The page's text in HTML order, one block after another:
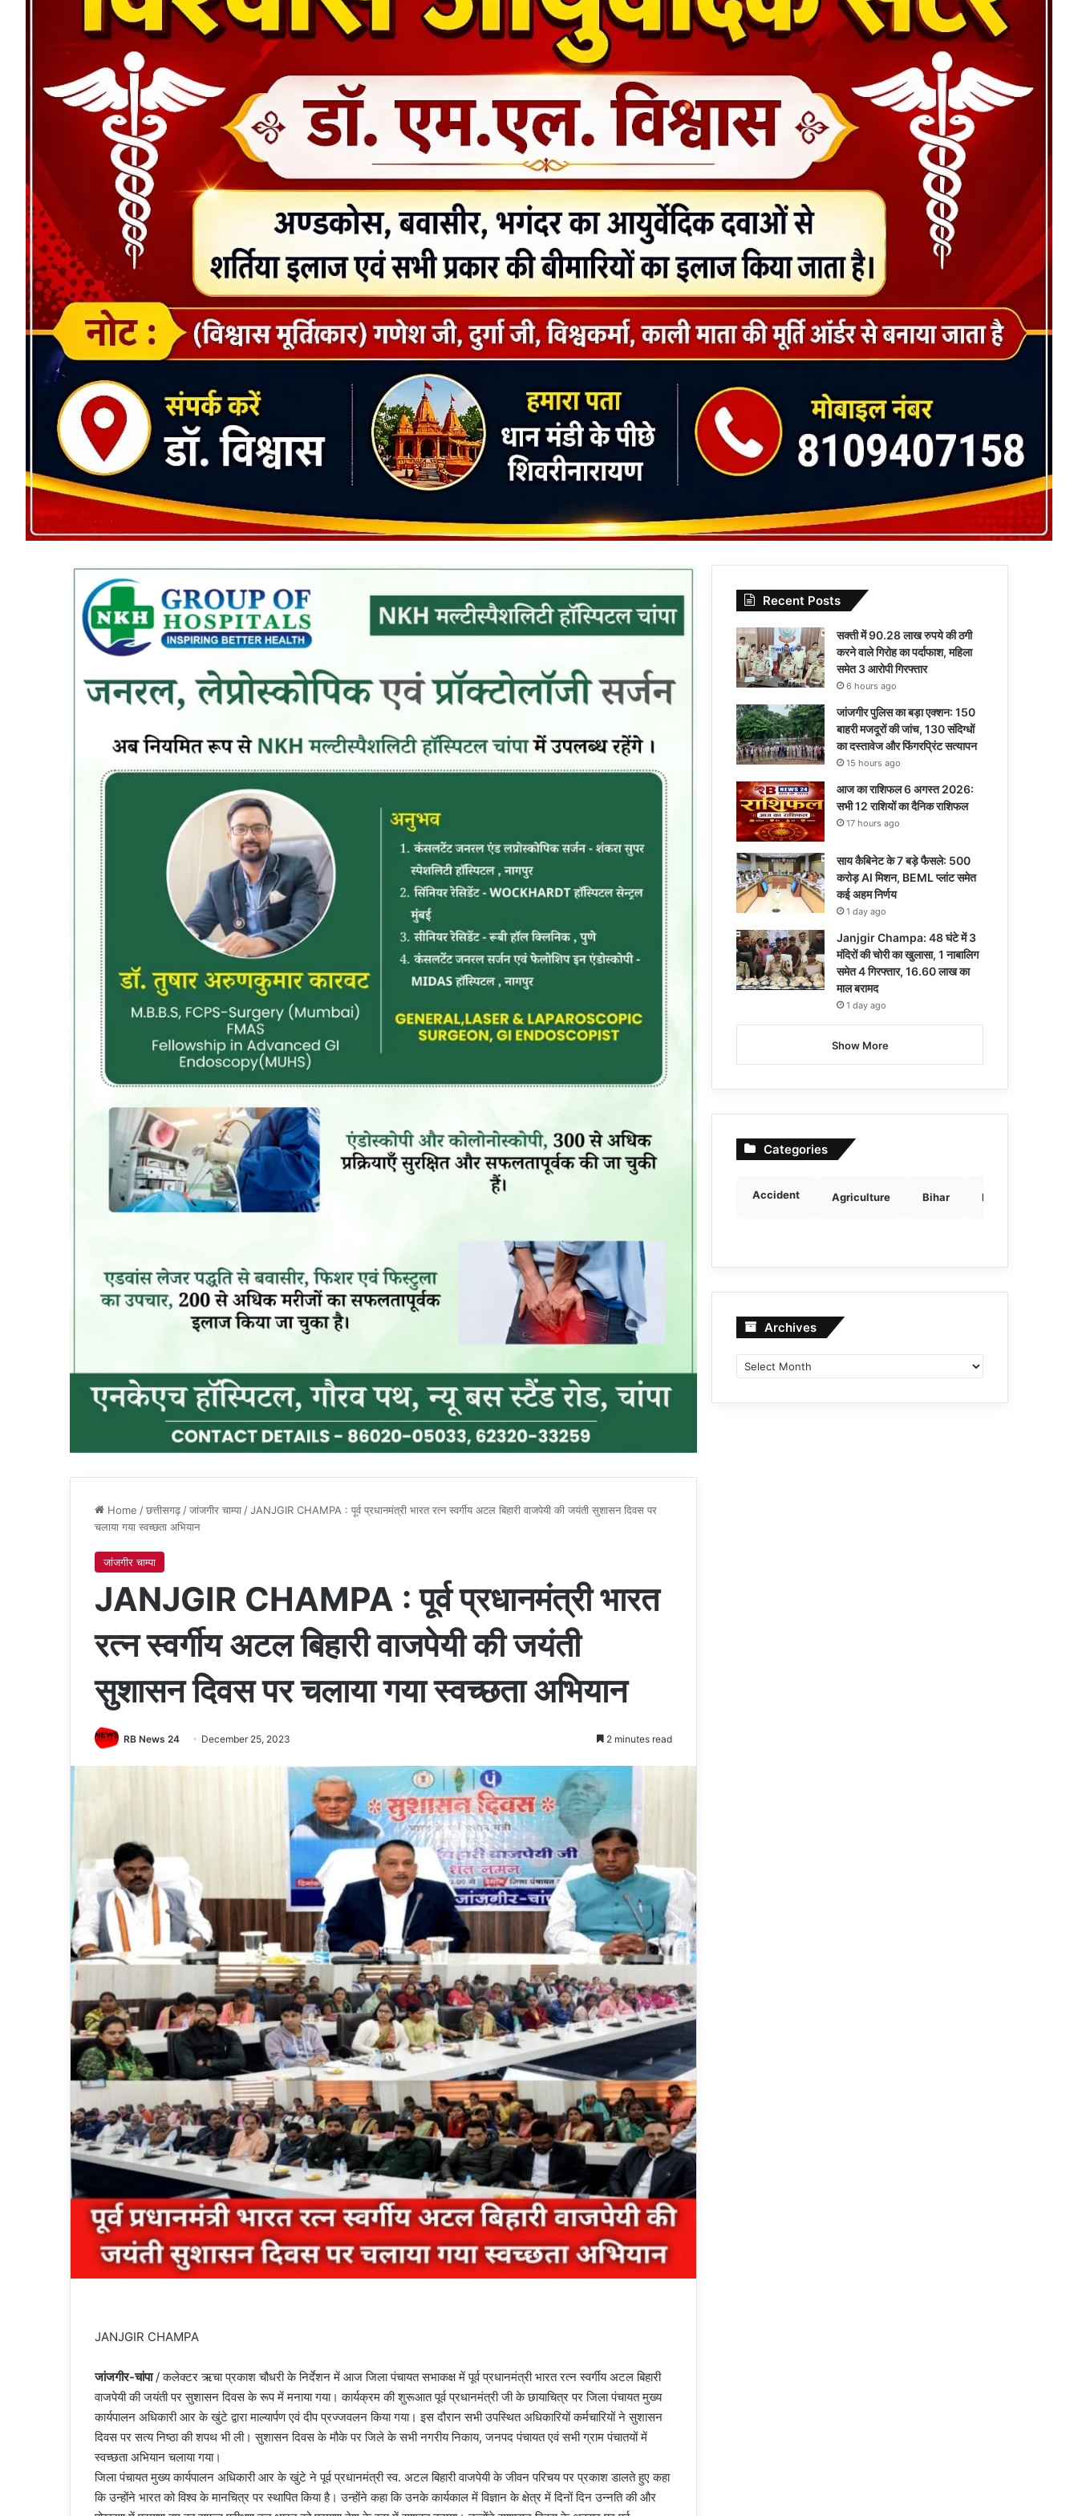
Home /छत्तीसगढ़ /जांजगीर चाम्पा /JANJGIR CHAMPA : पूर्व प्रधानमंत्री भारत रत्न स्वर्गीय अटल बिहारी वाजपेयी की जयंती सुशासन दिवस पर
चलाया गया स्वच्छता अभियान
जांजगीर चाम्पा
JANJGIR CHAMPA : पूर्व प्रधानमंत्री भारत
रत्न स्वर्गीय अटल बिहारी वाजपेयी की जयंती
सुशासन दिवस पर चलाया गया स्वच्छता अभियान
RB News 24 December 25, 2023 2 minutes read
JANJGIR CHAMPA
जांजगीर-चांपा/ कलेक्टर ऋचा प्रकाश चौधरी के निर्देशन में आज जिला पंचायत सभाकक्ष में पूर्व प्रधानमंत्री भारत रत्न स्वर्गीय अटल बिहारी
वाजपेयी की जयंती पर सुशासन दिवस के रूप में मनाया गया। कार्यक्रम की शुरूआत पूर्व प्रधानमंत्री जी के छायाचित्र पर जिला पंचायत मुख्य
कार्यपालन अधिकारी आर के खुंटे द्वारा माल्यार्पण एवं दीप प्रज्जवलन किया गया। इस दौरान सभी उपस्थित अधिकारियों कर्मचारियों ने सुशासन
दिवस पर सत्य निष्ठा की शपथ भी ली। सुशासन दिवस के मौके पर जिले के सभी नगरीय निकाय, जनपद पंचायत एवं सभी ग्राम पंचातयों में
स्वच्छता अभियान चलाया गया।
जिला पंचायत मुख्य कार्यपालन अधिकारी आर के खुंटे ने पूर्व प्रधानमंत्री स्व. अटल बिहारी वाजपेयी के जीवन परिचय पर प्रकाश डालते हुए कहा
कि उन्होंने भारत को विश्व के मानचित्र पर स्थापित किया है। उन्होंने कहा कि उनके कार्यकाल में विज्ञान के क्षेत्र में दिनों दिन उन्नति की और
Recent Posts
सक्ती में 90.28 लाख रुपये की ठगी
करने वाले गिरोह का पर्दाफाश, महिला
समेत 3 आरोपी गिरफ्तार
6 hours ago
जांजगीर पुलिस का बड़ा एक्शन: 150
बाहरी मजदूरों की जांच, 130 संदिग्धों
का दस्तावेज और फिंगरप्रिंट सत्यापन
15 hours ago
आज का राशिफल 6 अगस्त 2026:
सभी 12 राशियों का दैनिक राशिफल
17 hours ago
साय कैबिनेट के 7 बड़े फैसले: 500
करोड़ AI मिशन, BEML प्लांट समेत
कई अहम निर्णय
1 day ago
Janjgir Champa: 48 घंटे में 3
मंदिरों की चोरी का खुलासा, 1 नाबालिग
समेत 4 गिरफ्तार, 16.60 लाख का
माल बरामद
1 day ago
Show More
Categories
Accident Agriculture Bihar Breaking news
Archives Archives